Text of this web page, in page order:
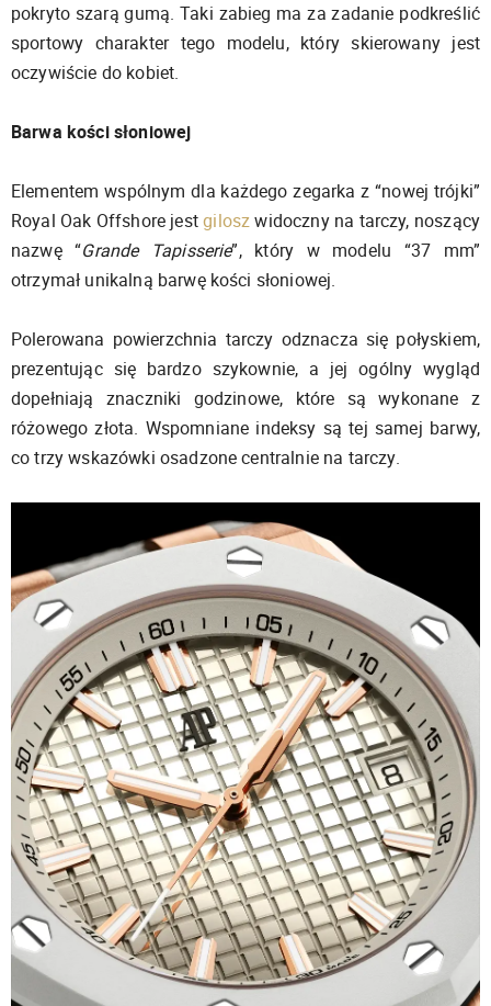
pokryto szarą gumą. Taki zabieg ma za zadanie podkreślić
sportowy charakter tego modelu, który skierowany jest
oczywiście do kobiet.
Barwa kości słoniowej
Elementem wspólnym dla każdego zegarka z “nowej trójki”
Royal Oak Offshore jestgiloszwidoczny na tarczy, noszący
nazwę “Grande Tapisserie”, który w modelu “37 mm”
otrzymał unikalną barwę kości słoniowej.
Polerowana powierzchnia tarczy odznacza się połyskiem,
prezentując się bardzo szykownie, a jej ogólny wygląd
dopełniają znaczniki godzinowe, które są wykonane z
różowego złota. Wspomniane indeksy są tej samej barwy,
co trzy wskazówki osadzone centralnie na tarczy.